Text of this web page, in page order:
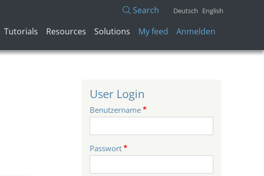
Search Deutsch English
Tutorials Resources Solutions Benutzermenü
My feed Anmelden
User Login
Benutzername
Passwort